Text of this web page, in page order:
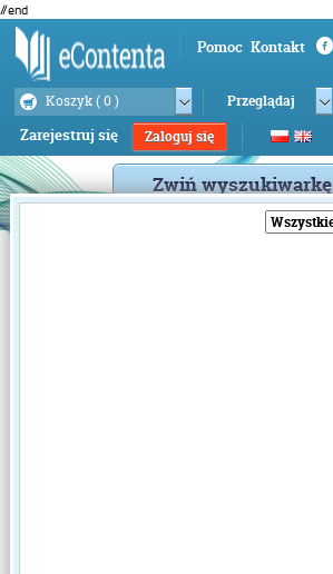
//end
Pomoc Kontakt
Koszyk (0 ) Przeglądaj
Zarejestruj się Zaloguj się
Zwiń wyszukiwarkę